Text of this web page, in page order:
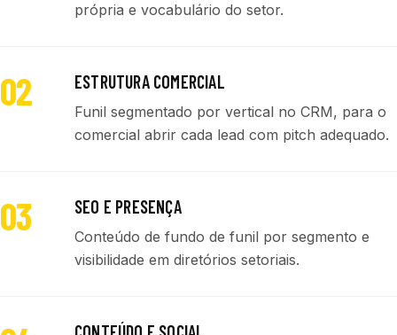
própria e vocabulário do setor.
02 ESTRUTURA COMERCIAL
Funil segmentado por vertical no CRM, para o
comercial abrir cada lead com pitch adequado.
03 SEO E PRESENÇA
Conteúdo de fundo de funil por segmento e
visibilidade em diretórios setoriais.